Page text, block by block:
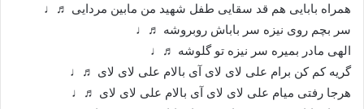
همراه بابایی هم قد سقایی طفل شهید من مابین مردایی ♬♩
سر بچم روی نیزه سر باباش روبروشه ♬♩
الهی مادر بمیره سر نیزه تو گلوشه ♬♩
گریه کم کن برام‌ علی لای لای آی بالام علی لای لای ♬♩
هرجا رفتی میام علی لای لای آی بالام علی لای لای ♬♩